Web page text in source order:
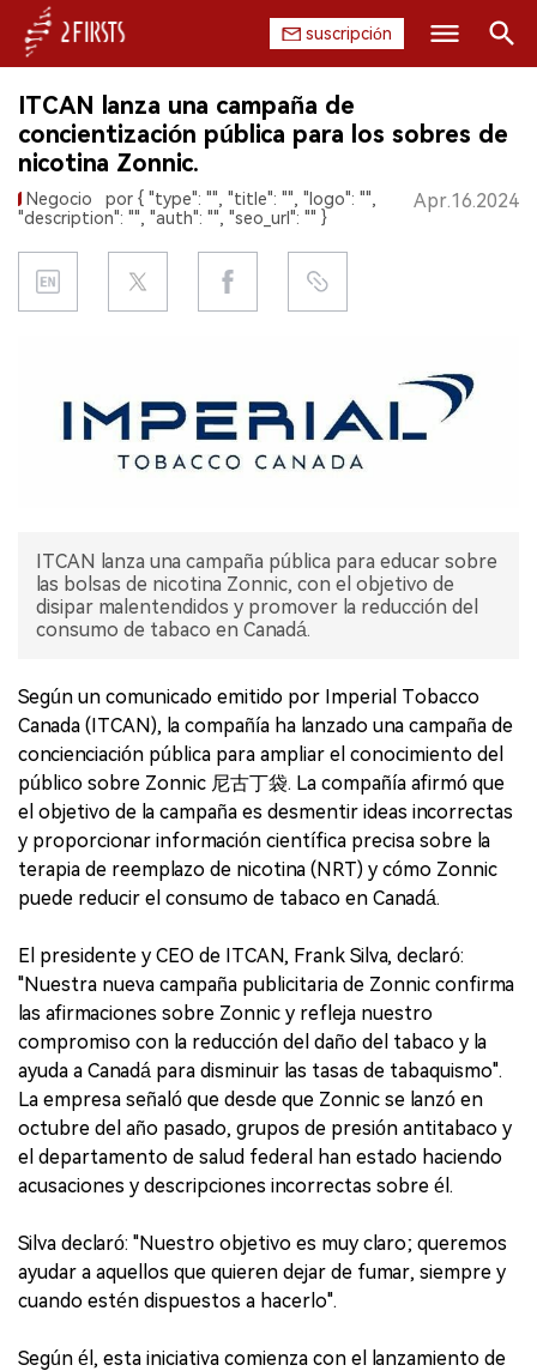
suscripción
INICIO
EMPRESA
REGULACIÓN
DATOS
EXPOSICIÓN
ITCAN lanza una campaña de
concientización pública para los sobres de
nicotina Zonnic.
Negocio
por { "type": "", "title": "", "logo": "",
"description": "", "auth": "", "seo_url": "" }
Apr.16.2024
ITCAN lanza una campaña pública para educar sobre
las bolsas de nicotina Zonnic, con el objetivo de
disipar malentendidos y promover la reducción del
consumo de tabaco en Canadá.
Según un comunicado emitido por Imperial Tobacco
Canada (ITCAN), la compañía ha lanzado una campaña de
concienciación pública para ampliar el conocimiento del
público sobre Zonnic 尼古丁袋. La compañía afirmó que
el objetivo de la campaña es desmentir ideas incorrectas
y proporcionar información científica precisa sobre la
terapia de reemplazo de nicotina (NRT) y cómo Zonnic
puede reducir el consumo de tabaco en Canadá.
El presidente y CEO de ITCAN, Frank Silva, declaró:
"Nuestra nueva campaña publicitaria de Zonnic confirma
las afirmaciones sobre Zonnic y refleja nuestro
compromiso con la reducción del daño del tabaco y la
ayuda a Canadá para disminuir las tasas de tabaquismo".
La empresa señaló que desde que Zonnic se lanzó en
octubre del año pasado, grupos de presión antitabaco y
el departamento de salud federal han estado haciendo
acusaciones y descripciones incorrectas sobre él.
Silva declaró: "Nuestro objetivo es muy claro; queremos
ayudar a aquellos que quieren dejar de fumar, siempre y
cuando estén dispuestos a hacerlo".
Según él, esta iniciativa comienza con el lanzamiento de